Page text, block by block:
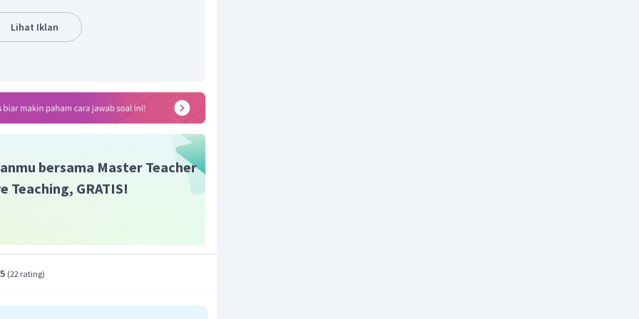
sedangkan posisi akhir anak di titik D
dapat dihitung menggunakan
Lihat Iklan
bersama Master Teacher
Teaching, GRATIS!
(22 rating)